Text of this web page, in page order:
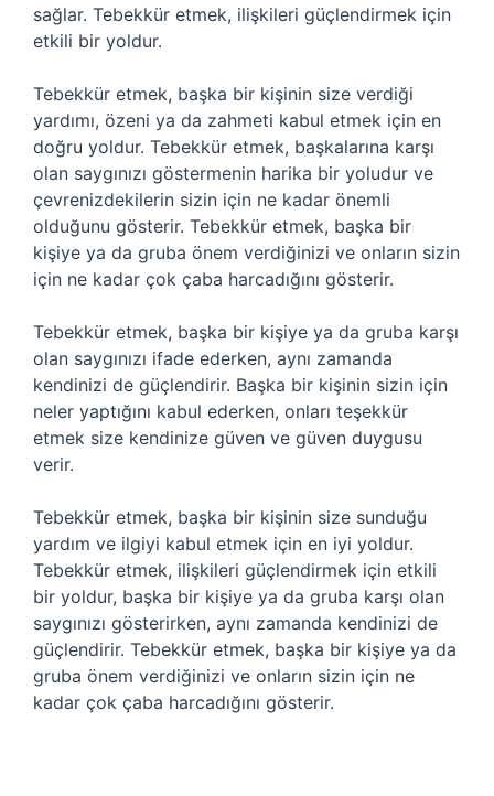
sağlar. Tebekkür etmek, ilişkileri güçlendirmek için
etkili bir yoldur.
Tebekkür etmek, başka bir kişinin size verdiği
yardımı, özeni ya da zahmeti kabul etmek için en
doğru yoldur. Tebekkür etmek, başkalarına karşı
olan saygınızı göstermenin harika bir yoludur ve
çevrenizdekilerin sizin için ne kadar önemli
olduğunu gösterir. Tebekkür etmek, başka bir
kişiye ya da gruba önem verdiğinizi ve onların sizin
için ne kadar çok çaba harcadığını gösterir.
Tebekkür etmek, başka bir kişiye ya da gruba karşı
olan saygınızı ifade ederken, aynı zamanda
kendinizi de güçlendirir. Başka bir kişinin sizin için
neler yaptığını kabul ederken, onları teşekkür
etmek size kendinize güven ve güven duygusu
verir.
Tebekkür etmek, başka bir kişinin size sunduğu
yardım ve ilgiyi kabul etmek için en iyi yoldur.
Tebekkür etmek, ilişkileri güçlendirmek için etkili
bir yoldur, başka bir kişiye ya da gruba karşı olan
saygınızı gösterirken, aynı zamanda kendinizi de
güçlendirir. Tebekkür etmek, başka bir kişiye ya da
gruba önem verdiğinizi ve onların sizin için ne
kadar çok çaba harcadığını gösterir.